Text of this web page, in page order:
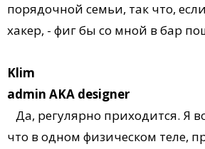
порядочной семьи, так что,
хакер, - фиг бы со мной в бар
Klim
admin AKA designer
Да, регулярно приходится. Я
что в одном физическом теле,